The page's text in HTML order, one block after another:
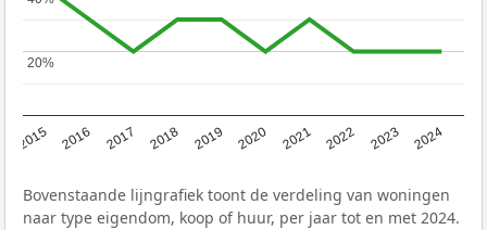
2015 2016 2017 2018 2019 2020 2021 2022 2023 2024
20%
20%
Bovenstaande lijngrafiek toont de verdeling van woningen
naar type eigendom, koop of huur, per jaar tot en met 2024.